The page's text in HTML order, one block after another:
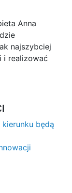
Anna
najszybciej
i realizować
będą